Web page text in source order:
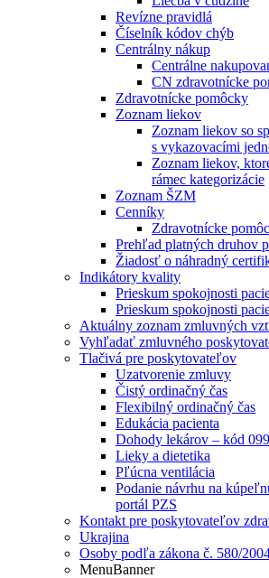
Revízne pravidlá
Číselník kódov chýb
Centrálny nákup
Centrálne
CN zdravotnícke
Zdravotnícke pomôcky
Zoznam liekov
Zoznam liekov so
s vykazovacími
Zoznam liekov,
rámec kategorizácie
Zoznam ŠZM
Cenníky
Zdravotnícke
Prehľad platných druhov
Žiadosť o náhradný
Indikátory kvality
Prieskum spokojnosti
Prieskum spokojnosti
Aktuálny zoznam zmluvných
Vyhľadať zmluvného
Tlačivá pre poskytovateľov
Uzatvorenie zmluvy
Čistý ordinačný čas
Flexibilný ordinačný čas
Edukácia pacienta
Dohody lekárov – kód 099
Lieky a dietetika
Pľúcna ventilácia
Podanie návrhu na
portál PZS
Kontakt pre poskytovateľov
Ukrajina
Osoby podľa zákona č. 580/
MenuBanner